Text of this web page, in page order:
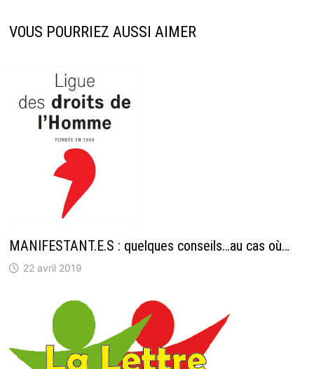
VOUS POURRIEZ AUSSI AIMER
MANIFESTANT.E.S : quelques conseils…au cas où…
22 avril 2019